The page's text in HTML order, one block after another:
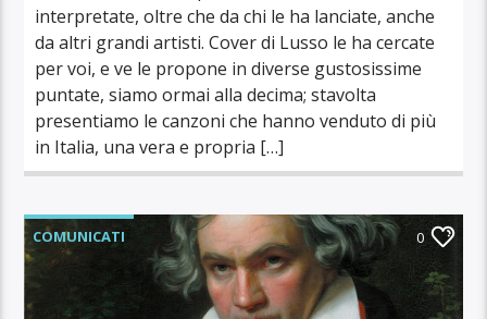
interpretate, oltre che da chi le ha lanciate, anche
da altri grandi artisti. Cover di Lusso le ha cercate
per voi, e ve le propone in diverse gustosissime
puntate, siamo ormai alla decima; stavolta
presentiamo le canzoni che hanno venduto di più
in Italia, una vera e propria […]
COMUNICATI 0